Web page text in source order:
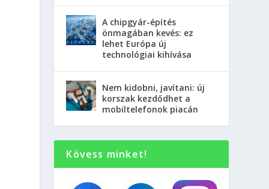
A chipgyár-építés
önmagában kevés: ez
lehet Európa új
technológiai kihívása
Nem kidobni, javítani: új
korszak kezdődhet a
mobiltelefonok piacán
Kövess minket!